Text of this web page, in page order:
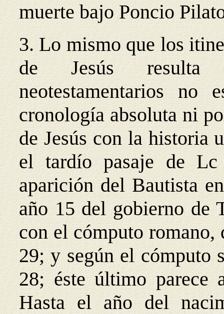
muerte bajo Poncio
3. Lo mismo que los
de Jesús resulta
neotestamentarios no
cronología absoluta ni
de Jesús con la historia
el tardío pasaje de
aparición del Bautista
año 15 del gobierno de
con el cómputo romano,
29; y según el cómputo
28; éste último parece
Hasta el año del